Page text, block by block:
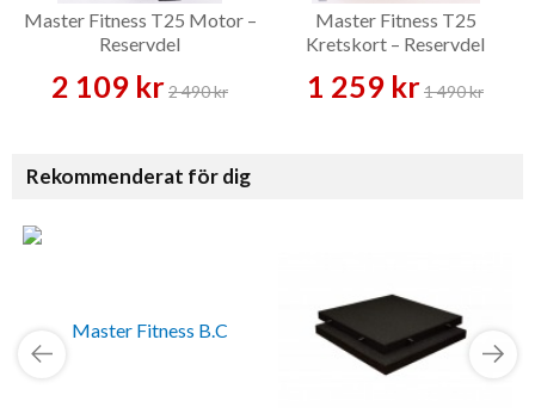
Master Fitness T25 Motor –
Reservdel
2 109 kr2 490 kr
Master Fitness T25
Kretskort – Reservdel
1 259 kr1 490 kr
Rekommenderat för dig